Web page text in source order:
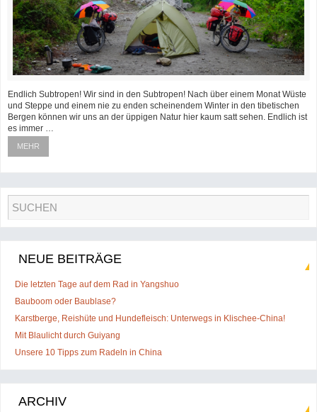
Endlich Subtropen! Wir sind in den Subtropen! Nach über einem Monat Wüste
und Steppe und einem nie zu enden scheinendem Winter in den tibetischen
Bergen können wir uns an der üppigen Natur hier kaum satt sehen. Endlich ist
es immer …
MEHR
NEUE BEITRÄGE
Die letzten Tage auf dem Rad in Yangshuo
Bauboom oder Baublase?
Karstberge, Reishüte und Hundefleisch: Unterwegs in Klischee-China!
Mit Blaulicht durch Guiyang
Unsere 10 Tipps zum Radeln in China
ARCHIV